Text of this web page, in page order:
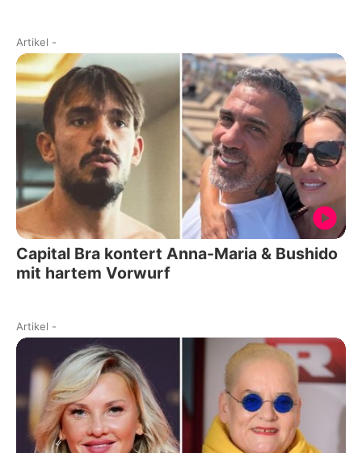
Artikel -
Capital Bra kontert Anna-Maria & Bushido
mit hartem Vorwurf
Artikel -